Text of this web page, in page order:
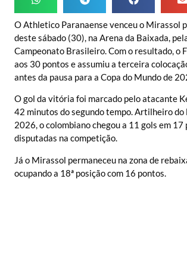
O Athletico Paranaense venceu o Mirassol
deste sábado (30), na Arena da Baixada,
Campeonato Brasileiro. Com o resultado, o
aos 30 pontos e assumiu a terceira
antes da pausa para a Copa do Mundo de
O gol da vitória foi marcado pelo atacante
42 minutos do segundo tempo. Artilheiro
2026, o colombiano chegou a 11 gols em 17
disputadas na competição.
Já o Mirassol permaneceu na zona de
ocupando a 18ª posição com 16 pontos.